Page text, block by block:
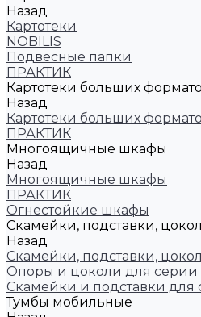
Назад
Картотеки
NOBILIS
Подвесные папки
ПРАКТИК
Картотеки больших
Назад
Картотеки больших
ПРАКТИК
Многоящичные шкафы
Назад
Многоящичные шкафы
ПРАКТИК
Огнестойкие шкафы
Скамейки, подставки,
Назад
Скамейки, подставки,
Опоры и цоколи для серии
Скамейки и подставки для
Тумбы мобильные